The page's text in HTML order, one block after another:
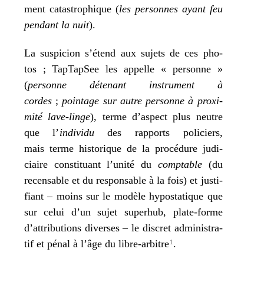
ment catas­tro­phique (les per­sonnes ayant feu
pen­dant la nuit).
La sus­pi­cion s’é­tend aux sujets de ces pho­
tos ; TapTapSee les appelle « per­sonne »
(per­sonne déte­nant ins­tru­ment à
cordes ;poin­tage sur autre per­sonne à proxi­
mi­té lave-linge), terme d’as­pect plus neutre
que l’indi­vi­dudes rap­ports poli­ciers,
mais terme his­to­rique de la pro­cé­dure judi­
ciaire consti­tuant l’u­ni­té du comp­table(du
recen­sable et du res­pon­sable à la fois) et jus­ti­
fiant – moins sur le modèle hypo­sta­tique que
sur celui d’un sujet super­hub, plate-forme
d’at­tri­bu­tions diverses – le dis­cret admi­nis­tra­
tif et pénal à l’âge du libre-arbitre1 .